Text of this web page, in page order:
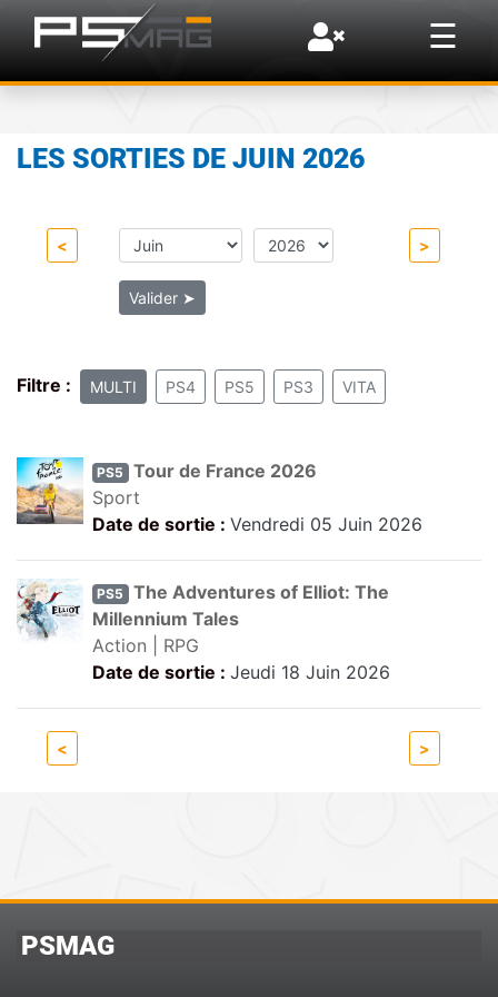
☰
×
LES SORTIES DE JUIN 2026
<
Valider ➤
>
Filtre : MULTI PS4 PS5 PS3 VITA
PS5
Tour de France 2026
Sport
Date de sortie : Vendredi 05 Juin 2026
PS5
The Adventures of Elliot: The
Millennium Tales
Action | RPG
Date de sortie : Jeudi 18 Juin 2026
< >
PSMAG